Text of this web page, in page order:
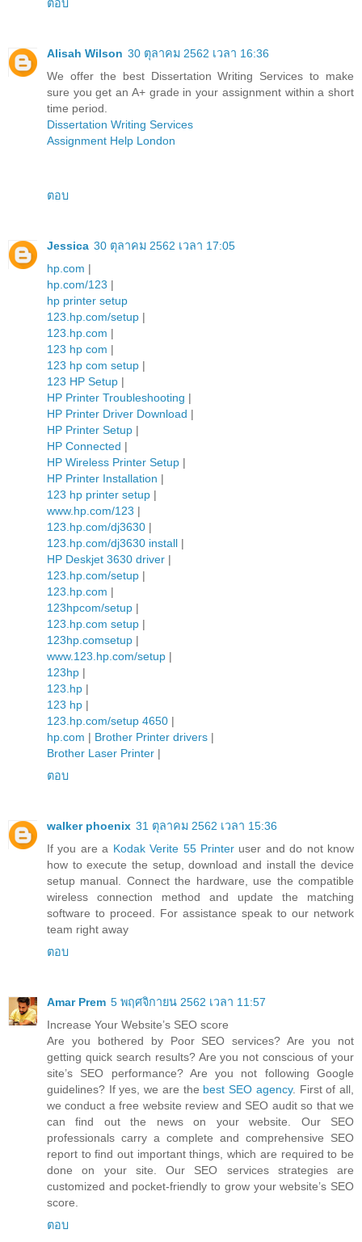
ตอบ
Alisah Wilson 30 ตุลาคม 2562 เวลา 16:36
We offer the best Dissertation Writing Services to make
sure you get an A+ grade in your assignment within a short
time period.
Dissertation Writing Services
Assignment Help London
ตอบ
Jessica 30 ตุลาคม 2562 เวลา 17:05
hp.com |
hp.com/123 |
hp printer setup
123.hp.com/setup |
123.hp.com |
123 hp com |
123 hp com setup |
123 HP Setup |
HP Printer Troubleshooting |
HP Printer Driver Download |
HP Printer Setup |
HP Connected |
HP Wireless Printer Setup |
HP Printer Installation |
123 hp printer setup |
www.hp.com/123 |
123.hp.com/dj3630 |
123.hp.com/dj3630 install |
HP Deskjet 3630 driver |
123.hp.com/setup |
123.hp.com |
123hpcom/setup |
123.hp.com setup |
123hp.comsetup |
www.123.hp.com/setup |
123hp |
123.hp |
123 hp |
123.hp.com/setup 4650 |
hp.com | Brother Printer drivers |
Brother Laser Printer |
ตอบ
walker phoenix 31 ตุลาคม 2562 เวลา 15:36
If you are a Kodak Verite 55 Printeruser and do not know
how to execute the setup, download and install the device
setup manual. Connect the hardware, use the compatible
wireless connection method and update the matching
software to proceed. For assistance speak to our network
team right away
ตอบ
Amar Prem 5 พฤศจิกายน 2562 เวลา 11:57
Increase Your Website’s SEO score
Are you bothered by Poor SEO services? Are you not
getting quick search results? Are you not conscious of your
site’s SEO performance? Are you not following Google
guidelines? If yes, we are the best SEO agency. First of all,
we conduct a free website review and SEO audit so that we
can find out the news on your website. Our SEO
professionals carry a complete and comprehensive SEO
report to find out important things, which are required to be
done on your site. Our SEO services strategies are
customized and pocket-friendly to grow your website’s SEO
score.
ตอบ